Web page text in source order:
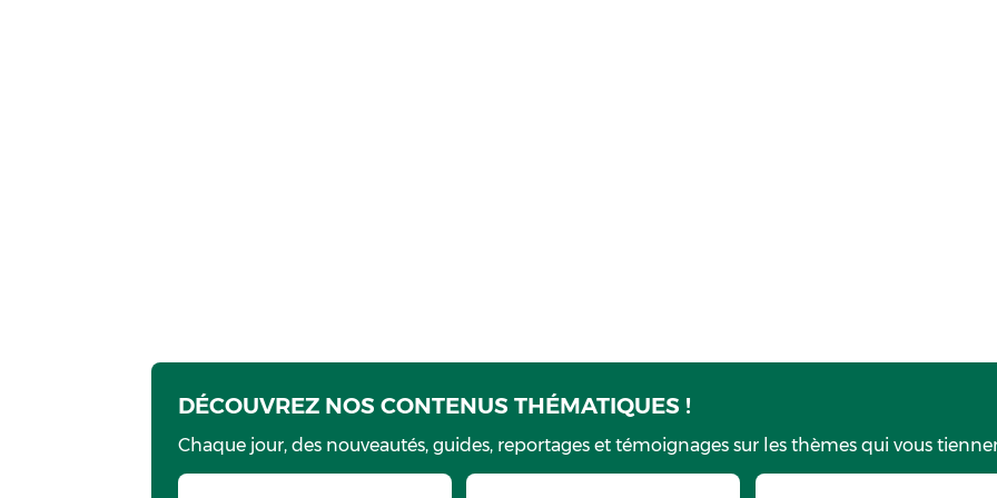
DÉCOUVREZ NOS CONTENUS THÉMATIQUES !
Chaque jour, des nouveautés, guides, reportages et témoignages sur les thèmes qui vous